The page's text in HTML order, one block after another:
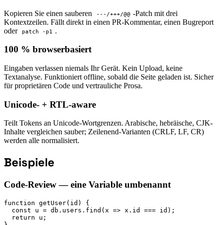
Kopieren Sie einen sauberen ---/+++/@@ -Patch mit drei
Kontextzeilen. Fällt direkt in einen PR-Kommentar, einen Bugreport
oder
patch -p1 .
100 % browserbasiert
Eingaben verlassen niemals Ihr Gerät. Kein Upload, keine
Textanalyse. Funktioniert offline, sobald die Seite geladen ist. Sicher
für proprietären Code und vertrauliche Prosa.
Unicode- + RTL-aware
Teilt Tokens an Unicode-Wortgrenzen. Arabische, hebräische, CJK-
Inhalte vergleichen sauber; Zeilenend-Varianten (CRLF, LF, CR)
werden alle normalisiert.
Beispiele
Code-Review — eine Variable umbenannt
function getUser(id) {
  const u = db.users.find(x => x.id === id);
  return u;